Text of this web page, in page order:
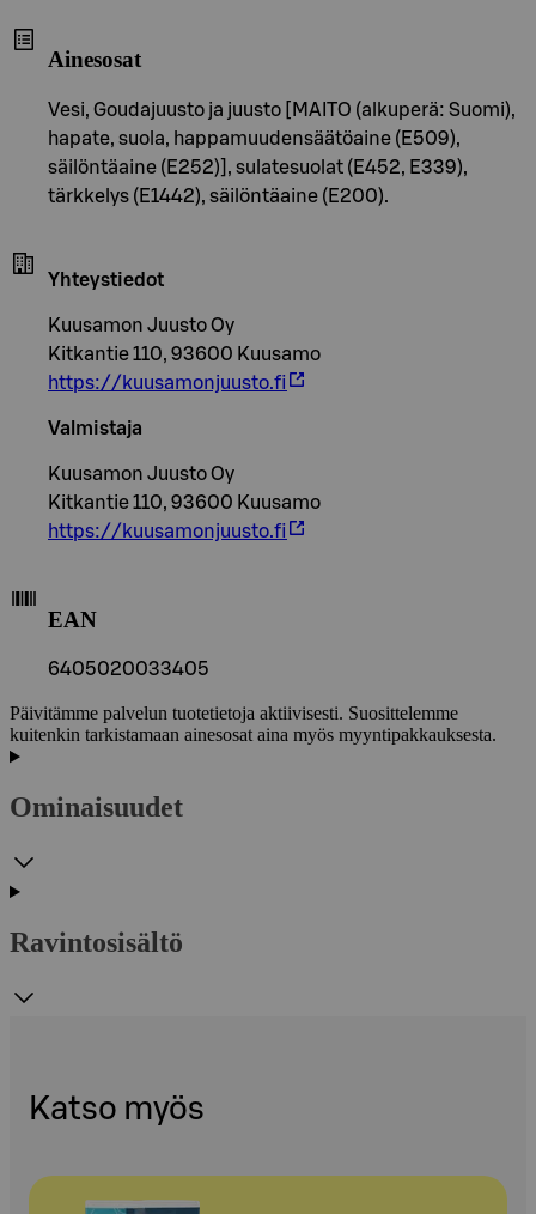
Ainesosat
Vesi, Goudajuusto ja juusto [MAITO (alkuperä: Suomi),
hapate, suola, happamuudensäätöaine (E509),
säilöntäaine (E252)], sulatesuolat (E452, E339),
tärkkelys (E1442), säilöntäaine (E200).
Yhteystiedot
Kuusamon Juusto Oy
Kitkantie 110, 93600 Kuusamo
https://kuusamonjuusto.fi
Valmistaja
Kuusamon Juusto Oy
Kitkantie 110, 93600 Kuusamo
https://kuusamonjuusto.fi
EAN
6405020033405
Päivitämme palvelun tuotetietoja aktiivisesti. Suosittelemme
kuitenkin tarkistamaan ainesosat aina myös myyntipakkauksesta.
Ominaisuudet
Ravintosisältö
Katso myös